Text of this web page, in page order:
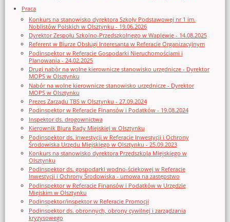
Praca
Konkurs na stanowisko dyrektora Szkoły Podstawowej nr 1 im.
Noblistów Polskich w Olsztynku - 19.06.2026
Dyrektor Zespołu Szkolno-Przedszkolnego w Waplewie - 14.08.2025
Referent w Biurze Obsługi Interesanta w Referacie Organizacyjnym
Podinspektor w Referacie Gospodarki Nieruchomościami i
Planowania - 24.02.2025
Drugi nabór na wolne kierownicze stanowisko urzędnicze - Dyrektor
MOPS w Olsztynku
Nabór na wolne kierownicze stanowisko urzędnicze - Dyrektor
MOPS w Olsztynku
Prezes Zarządu TBS w Olsztynku - 27.09.2024
Podinspektor w Referacie Finansów i Podatków - 19.08.2024
Inspektor ds. drogownictwa
Kierownik Biura Rady Miejskiej w Olsztynku
Podinspektor ds. inwestycji w Referacie Inwestycji i Ochrony
Środowiska Urzędu Miejskiego w Olsztynku - 25.09.2023
Konkurs na stanowisko dyrektora Przedszkola Miejskiego w
Olsztynku
Podinspektor ds. gospodarki wodno-ściekowej w Referacie
Inwestycji i Ochrony Środowiska - umowa na zastępstwo
Podinspektor w Referacie Finansów i Podatków w Urzędzie
Miejskim w Olsztynku
Podinspektor/inspektor w Referacie Promocji
Podinspektor ds. obronnych, obrony cywilnej i zarządzania
kryzysowego